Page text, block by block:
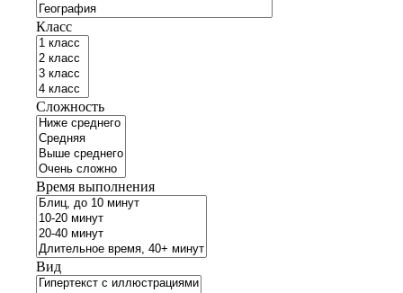
Класс
Сложность
Время выполнения
Вид